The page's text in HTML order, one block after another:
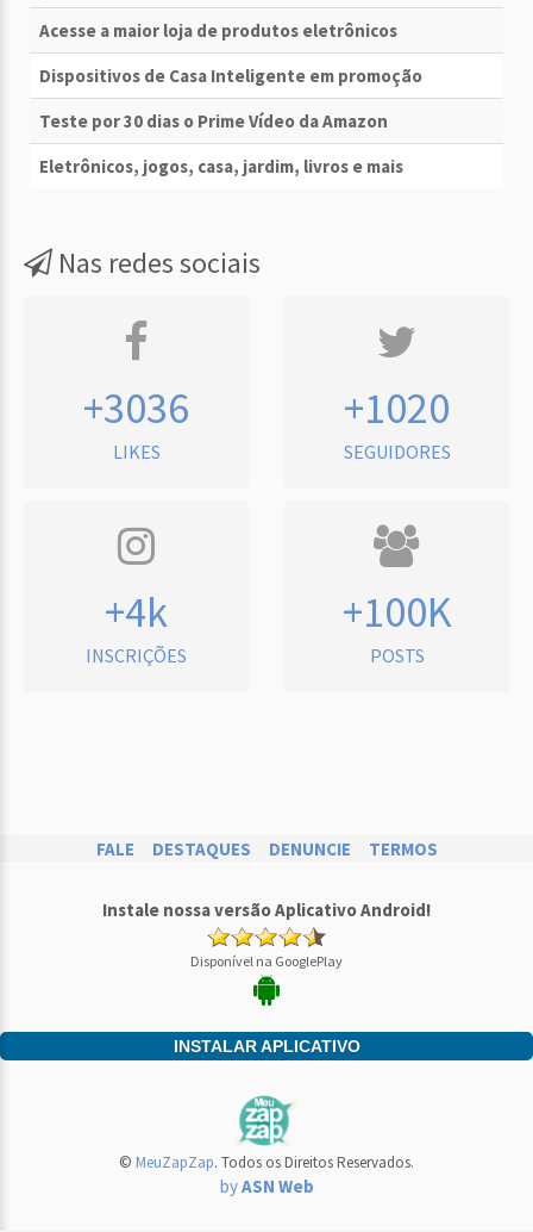
Acesse a maior loja de produtos eletrônicos
Dispositivos de Casa Inteligente em promoção
Teste por 30 dias o Prime Vídeo da Amazon
Eletrônicos, jogos, casa, jardim, livros e mais
Nas redes sociais
+3036
LIKES
+1020
SEGUIDORES
+4k
INSCRIÇÕES
+100K
POSTS
FALE DESTAQUES DENUNCIE TERMOS
Instale nossa versão Aplicativo Android!
Disponível na GooglePlay
INSTALAR APLICATIVO
© MeuZapZap. Todos os Direitos Reservados.
byASN Web